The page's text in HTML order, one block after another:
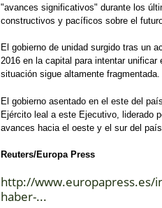
"avances significativos" durante los
constructivos y pacíficos sobre el
El gobierno de unidad surgido tras un
2016 en la capital para intentar
situación sigue altamente fragmentada.
El gobierno asentado en el este del
Ejército leal a este Ejecutivo, liderado
avances hacia el oeste y el sur del
Reuters/Europa Press
http://www.europapress.es/
haber-...